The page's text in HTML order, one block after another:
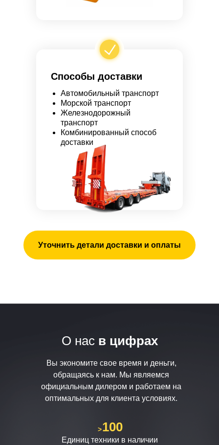
Способы доставки
Автомобильный транспорт
Морской транспорт
Железнодорожный
транспорт
Комбинированный способ
доставки
Уточнить детали доставки и оплаты
О нас в цифрах
Вы экономите свое время и деньги,
обращаясь к нам. Мы являемся
официальным дилером и работаем на
оптимальных для клиента условиях.
100
>
Единиц техники в наличии